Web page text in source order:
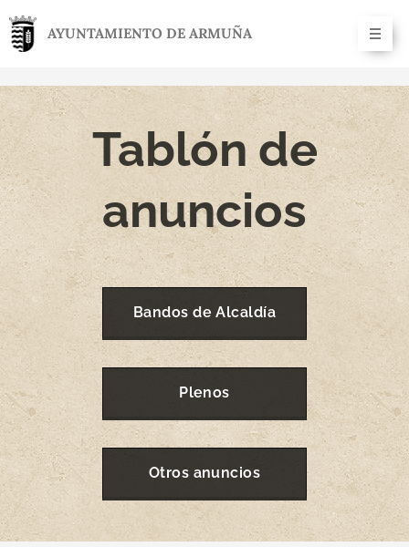
AYUNTAMIENTO DE ARMUÑA
Tablón de
anuncios
Bandos de Alcaldía
Plenos
Otros anuncios